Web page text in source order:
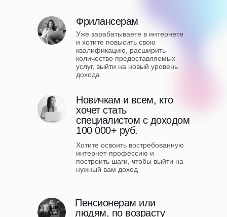
Уже зарабатываете в интернете
и хотите повысить свою
квалификацию, расширить
количество предоставляемых
услуг, выйти на новый уровень
дохода
Фрилансерам
Хотите освоить востребованную
интернет-профессию и
построить шаги, чтобы выйти на
нужный вам доход
Новичкам и всем, кто
хочет стать
специалистом с доходом
100 000+ руб.
Пенсионерам или
людям, по возрасту